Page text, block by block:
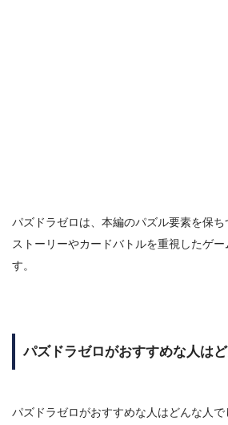
パズドラゼロは、 本編のパズル要素を保ち
ストーリーやカードバトルを重視したゲー
す。
パズドラゼロがおすすめな人は
パズドラゼロがおすすめな人はどんな人で